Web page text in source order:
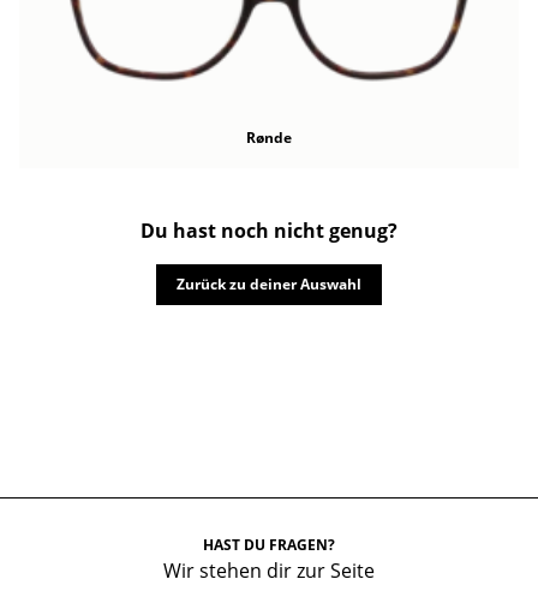
Rønde
Du hast noch nicht genug?
Zurück zu deiner Auswahl
HAST DU FRAGEN?
Wir stehen dir zur Seite